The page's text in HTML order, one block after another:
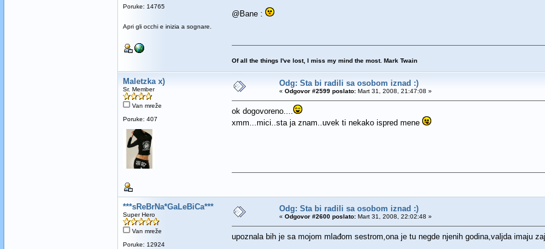
Poruke: 14765
Apri gli occhi e inizia a sognare.
@Bane :
Of all the things I've lost, I miss my mind the most. Mark Twain
Maletzka x)
Sr. Member
Van mreže
Poruke: 407
Odg: Sta bi radili sa osobom iznad :)
« Odgovor #2599 poslato:Mart 31, 2008, 21:47:08 »
ok dogovoreno....
xmm...mici..sta ja znam..uvek ti nekako ispred mene
***sReBrNa*GaLeBiCa***
Super Hero
Van mreže
Poruke: 12924
Odg: Sta bi radili sa osobom iznad :)
« Odgovor #2600 poslato:Mart 31, 2008, 22:02:48 »
upoznala bih je sa mojom mlađom sestrom,ona je tu negde njenih godina,valjda imaju